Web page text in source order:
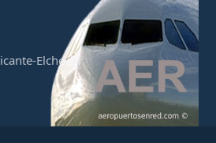
Elche